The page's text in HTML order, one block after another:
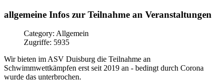
allgemeine Infos zur Teilnahme an Veranstaltungen
Category: Allgemein
Zugriffe: 5935
Wir bieten im ASV Duisburg die Teilnahme an
Schwimmwettkämpfen erst seit 2019 an - bedingt durch Corona
wurde das unterbrochen.